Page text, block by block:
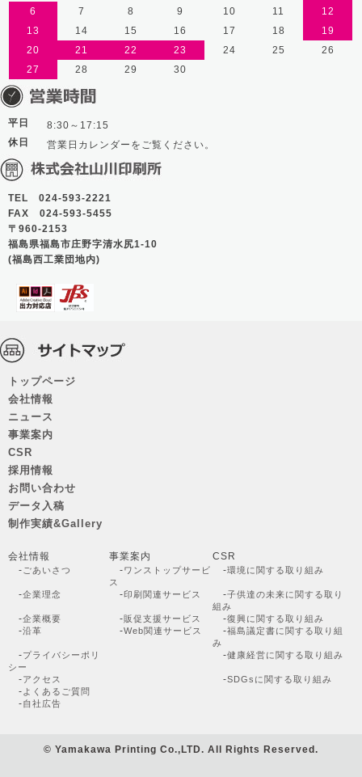
6
7 8 9 10 11
12
13
14 15 16 17 18
19
20
21 22 23 24 25
26
27
28 29 30
平日
8:30～17:15
休日
営業日カレンダーをご覧ください。
TEL 024-593-2221
FAX 024-593-5455
〒960-2153
福島県福島市庄野字清水尻1-10
(福島西工業団地内)
トップページ
会社情報
ニュース
事業案内
CSR
採用情報
お問い合わせ
データ入稿
制作実績&Gallery
会社情報 事業案内
CSR
- ごあいさつ -ワンストップサービ
ス
-環境に関する取り組み
-企業理念 -印刷関連サービス -子供達の未来に関する取り
組み
-企業概要 -販促支援サービス -復興に関する取り組み
-沿革 -Web関連サービス -福島議定書に関する取り組
み
-プライバシーポリ
シー
-健康経営に関する取り組み
-アクセス -SDGsに関する取り組み
- よくあるご質問
-自社広告
© Yamakawa Printing Co.,LTD. All Rights Reserved.